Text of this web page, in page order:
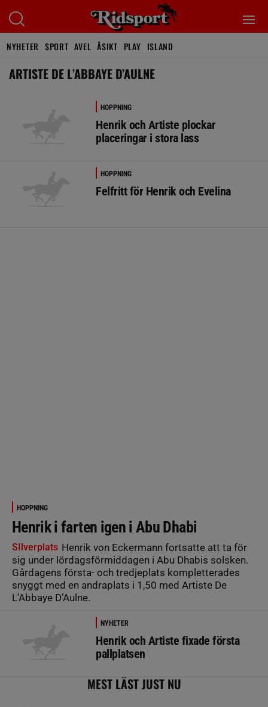
NYHETER SPORT AVEL ÅSIKT PLAY ISLAND
ARTISTE DE L’ABBAYE D’AULNE
HOPPNING
Henrik och Artiste plockar
placeringar i stora lass
HOPPNING
Felfritt för Henrik och Evelina
HOPPNING
Henrik i farten igen i Abu Dhabi
SIlverplats Henrik von Eckermann fortsatte att ta för
sig under lördagsförmiddagen i Abu Dhabis solsken.
Gårdagens första- och tredjeplats kompletterades
snyggt med en andraplats i 1,50 med Artiste De
L’Abbaye D’Aulne.
NYHETER
Henrik och Artiste fixade första
pallplatsen
MEST LÄST JUST NU